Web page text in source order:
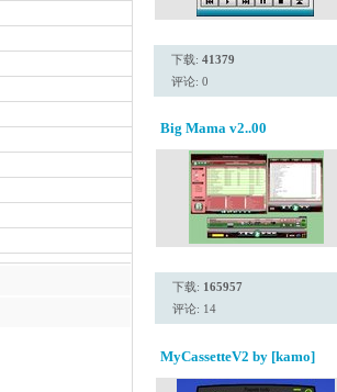
下载: 41379
评论: 0
Big Mama v2..00
下载: 165957
评论: 14
MyCassetteV2 by [kamo]